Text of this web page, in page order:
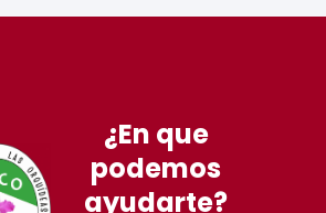
¿En que
podemos
ayudarte?